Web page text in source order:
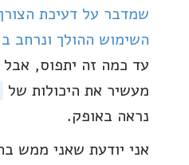
השימוש ההולך ונרחב ב sass
עד כמה זה יתפוס,
מעשיר את היכולות של
נראה באופק.
אני יודעת שאני ממש